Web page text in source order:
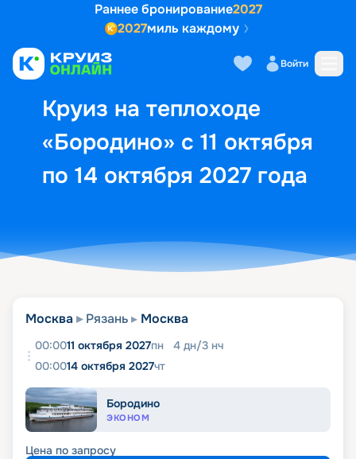
Раннее бронирование2027
2027миль каждому
Войти
Круиз на теплоходе
«Бородино» с 11 октября
по 14 октября 2027 года
Выбор кают Маршрут и
Москва Рязань Москва
00:0011 октября 2027пн 4 дн/3 нч
00:0014 октября 2027чт
Бородино
ЭКОНОМ
Цена по запросу